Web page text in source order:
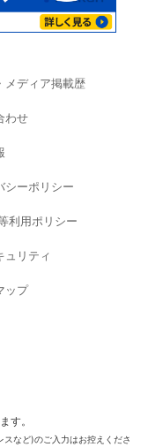
メディア掲載歴
わせ
シーポリシー
利用ポリシー
ュリティ
ップ
す。
など)のご入力はお控えくださ